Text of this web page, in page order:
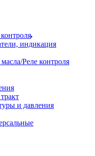
индикация
Реле контроля
и давления